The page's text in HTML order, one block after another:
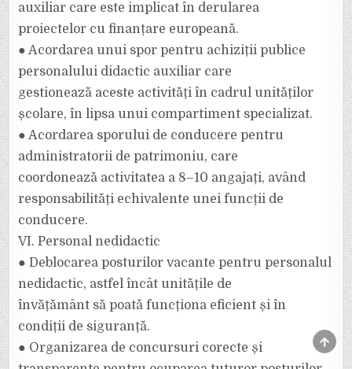
auxiliar care este implicat în derularea
proiectelor cu finanțare europeană.
● Acordarea unui spor pentru achiziții publice
personalului didactic auxiliar care
gestionează aceste activități în cadrul unităților
școlare, în lipsa unui compartiment specializat.
● Acordarea sporului de conducere pentru
administratorii de patrimoniu, care
coordonează activitatea a 8–10 angajați, având
responsabilități echivalente unei funcții de
conducere.
VI. Personal nedidactic
● Deblocarea posturilor vacante pentru personalul
nedidactic, astfel încât unitățile de
învățământ să poată funcționa eficient și în
condiții de siguranță.
● Organizarea de concursuri corecte și
TO
TOP